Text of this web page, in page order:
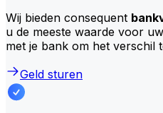
Wij bieden consequent
u de meeste waarde voor
met je bank om het verschil
Geld sturen